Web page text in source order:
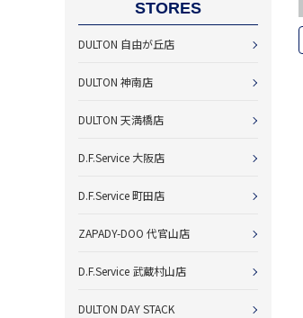
STORES
DULTON 自由が丘店
DULTON 神南店
DULTON 天満橋店
D.F.Service 大阪店
D.F.Service 町田店
ZAPADY-DOO 代官山店
D.F.Service 武蔵村山店
DULTON DAY STACK